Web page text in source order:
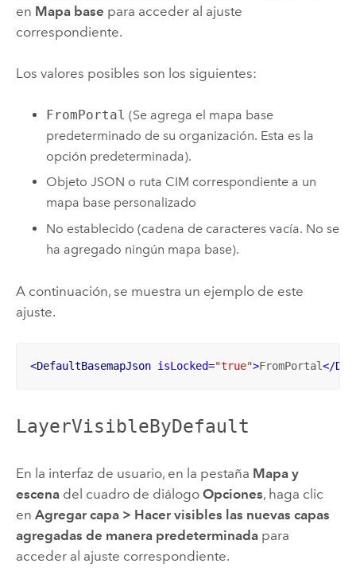
en Mapa base para acceder al ajuste
correspondiente.
Los valores posibles son los siguientes:
FromPortal (Se agrega el mapa base
predeterminado de su organización. Esta es la
opción predeterminada).
Objeto JSON o ruta CIM correspondiente a un
mapa base personalizado
No establecido (cadena de caracteres vacía. No se
ha agregado ningún mapa base).
A continuación, se muestra un ejemplo de este
ajuste.
<DefaultBasemapJson isLocked="true">FromPortal</
LayerVisibleByDefault
En la interfaz de usuario, en la pestaña Mapa y
escenadel cuadro de diálogo Opciones, haga clic
en Agregar capa > Hacer visibles las nuevas capas
agregadas de manera predeterminadapara
acceder al ajuste correspondiente.